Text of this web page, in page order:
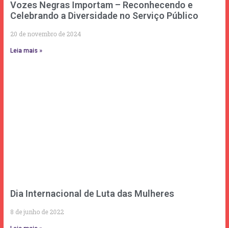
Vozes Negras Importam – Reconhecendo e
Celebrando a Diversidade no Serviço Público
20 de novembro de 2024
Leia mais »
Dia Internacional de Luta das Mulheres
8 de junho de 2022